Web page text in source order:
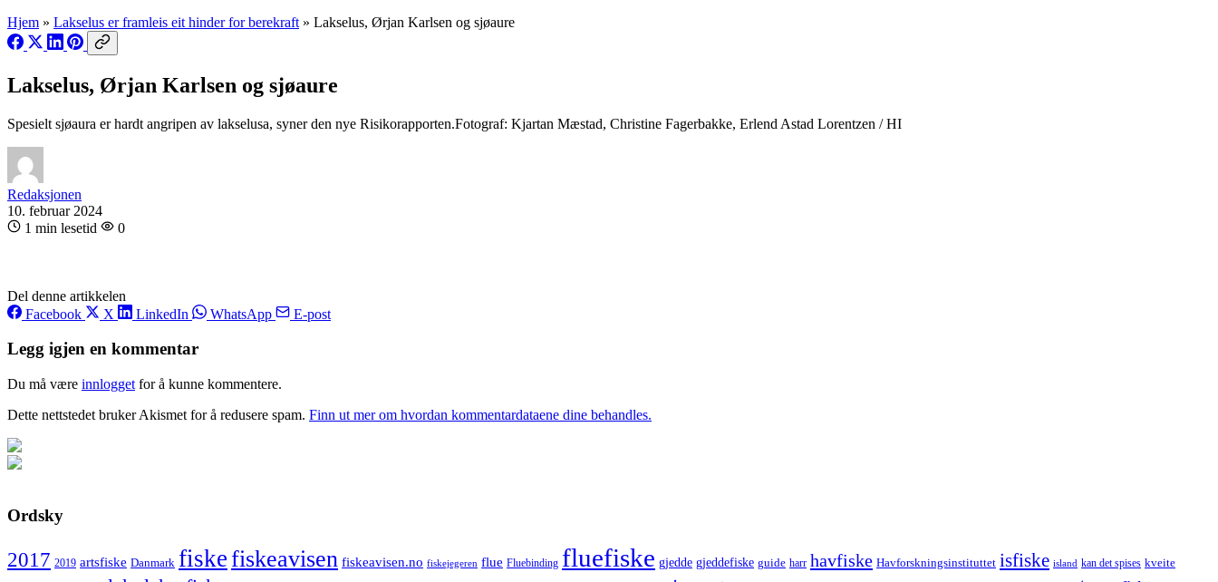
Hjem » Lakselus er framleis eit hinder for berekraft » Lakselus, Ørjan Karlsen og sjøaure
Lakselus, Ørjan Karlsen og sjøaure
Spesielt sjøaura er hardt angripen av lakselusa, syner den nye Risikorapporten.Fotograf: Kjartan Mæstad, Christine Fagerbakke, Erlend Astad Lorentzen / HI
Redaksjonen
10. februar 2024
1 min lesetid
0
Del denne artikkelen
Facebook
X LinkedIn WhatsApp E-post
Legg igjen en kommentar
Du må være innlogget for å kunne kommentere.
Dette nettstedet bruker Akismet for å redusere spam. Finn ut mer om hvordan kommentardataene dine behandles.
Ordsky
2017 2019 artsfiske Danmark fiskefiskeavisen fiskeavisen.no fiskejegeren flue Fluebinding fluefiske gjedde gjeddefiske guide harr havfiske Havforskningsinstituttet isfiske island kan det spises kveite